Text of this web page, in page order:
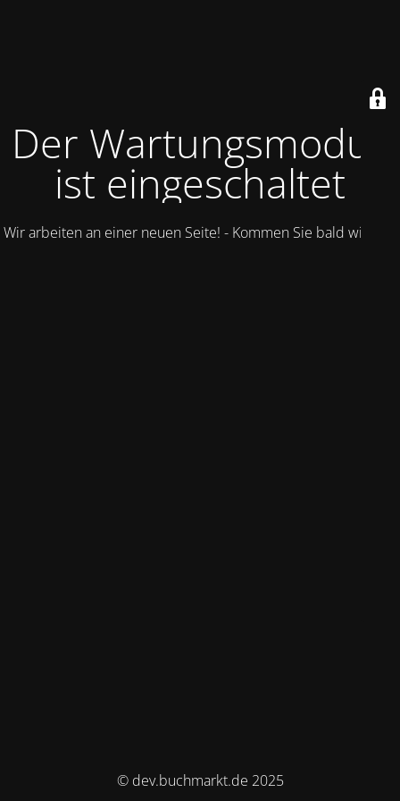
Der Wartungsmodus
ist eingeschaltet
Wir arbeiten an einer neuen Seite! - Kommen Sie bald wieder.
© dev.buchmarkt.de 2025